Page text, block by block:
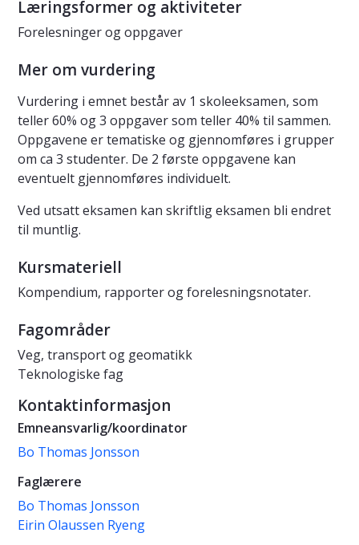
Læringsformer og aktiviteter
Forelesninger og oppgaver
Mer om vurdering
Vurdering i emnet består av 1 skoleeksamen, som
teller 60% og 3 oppgaver som teller 40% til sammen.
Oppgavene er tematiske og gjennomføres i grupper
om ca 3 studenter. De 2 første oppgavene kan
eventuelt gjennomføres individuelt.
Ved utsatt eksamen kan skriftlig eksamen bli endret
til muntlig.
Kursmateriell
Kompendium, rapporter og forelesningsnotater.
Fagområder
Veg, transport og geomatikk
Teknologiske fag
Kontaktinformasjon
Emneansvarlig/koordinator
Bo Thomas Jonsson
Faglærere
Bo Thomas Jonsson
Eirin Olaussen Ryeng